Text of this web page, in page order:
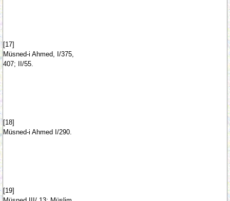
[17]
Müsned-i Ahmed, I/375,
407; II/55.
[18]
Müsned-i Ahmed I/290.
[19]